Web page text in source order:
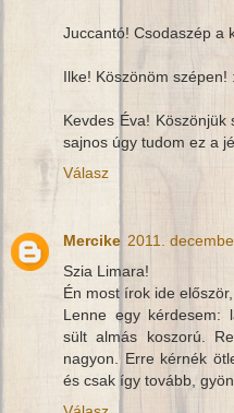
Juccantó! Csodaszép a
Ilke! Köszönöm szépen!
Kevdes Éva!
sajnos úgy tudom ez a
Válasz
Mercike 2011.
Szia Limara!
Én most írok ide
Lenne egy kérdesem:
sült almás koszorú.
nagyon. Erre kérnék
és csak így tovább,